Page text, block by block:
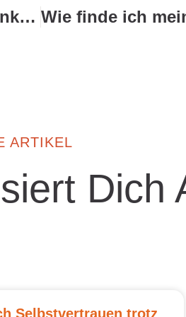
Wie geht ganzheitliches Gesundheitsdenken – ohne Dogma?
ARTIKEL
Dich
Selbstvertrauen trotz